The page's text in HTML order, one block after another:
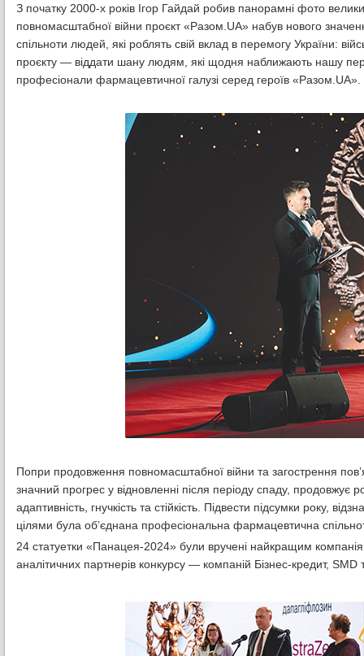
З початку 2000-х років Ігор Гайдай робив панорамні фото
повномасштабної війни проєкт «Разом.UA» набув нового
спільноти людей, які роблять свій вклад в перемогу України:
проєкту — віддати шану людям, які щодня наближають нашу
професіонали фармацевтичної галузі серед героїв «Разом.UA».
Попри продовження повномасштабної війни та загострення
значний прогрес у відновленні після періоду спаду, продовжує
адаптивність, гнучкість та стійкість. Підвести підсумки року,
цілями була об’єднана професіональна фармацевтична
24 статуетки «Панацея-2024» були вручені найкращим
аналітичних партнерів конкурсу — компаній Бізнес-кредит, SMD